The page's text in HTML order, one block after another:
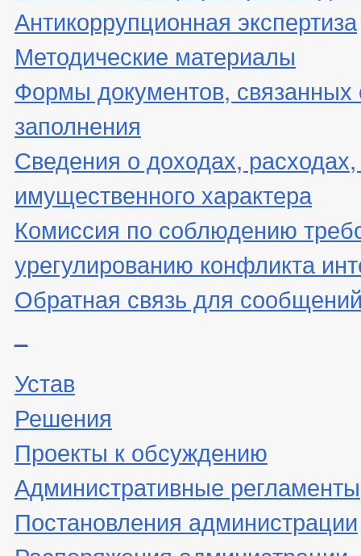
Антикоррупционная экспертиза
Методические материалы
Формы документов, связанных
заполнения
Сведения о доходах,
имущественного характера
Комиссия по соблюдению
урегулированию конфликта
Обратная связь для
Устав
Решения
Проекты к обсуждению
Административные регламенты
Постановления администрации